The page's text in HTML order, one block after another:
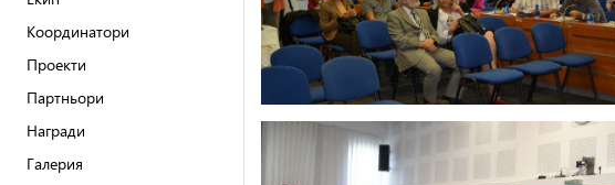
Координатори
Проекти
Партньори
Награди
Галерия